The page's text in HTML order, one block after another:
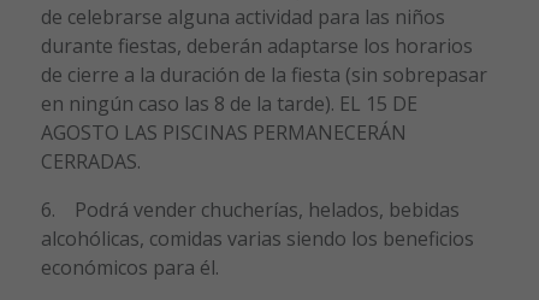
de celebrarse alguna actividad para las niños
durante fiestas, deberán adaptarse los horarios
de cierre a la duración de la fiesta (sin sobrepasar
en ningún caso las 8 de la tarde). EL 15 DE
AGOSTO LAS PISCINAS PERMANECERÁN
CERRADAS.
6. Podrá vender chucherías, helados, bebidas
alcohólicas, comidas varias siendo los beneficios
económicos para él.